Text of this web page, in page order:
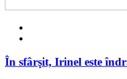
În sfârşit, Irinel este